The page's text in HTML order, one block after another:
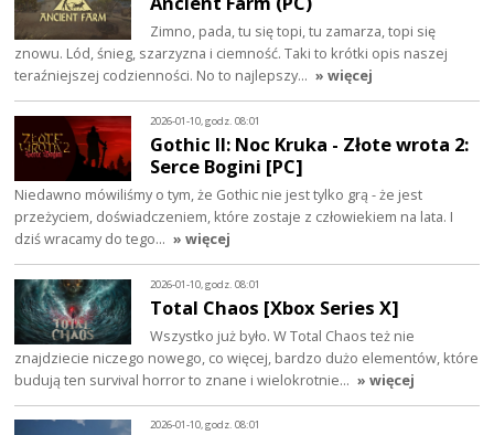
Zimno, pada, tu się topi, tu zamarza, topi się
znowu. Lód, śnieg, szarzyzna i ciemność. Taki to krótki opis naszej
teraźniejszej codzienności. No to najlepszy… » więcej
2026-01-10, godz. 08:01
Gothic II: Noc Kruka - Złote wrota 2:
Serce Bogini [PC]
Niedawno mówiliśmy o tym, że Gothic nie jest tylko grą - że jest
przeżyciem, doświadczeniem, które zostaje z człowiekiem na lata. I
dziś wracamy do tego… » więcej
2026-01-10, godz. 08:01
Total Chaos [Xbox Series X]
Wszystko już było. W Total Chaos też nie
znajdziecie niczego nowego, co więcej, bardzo dużo elementów, które
budują ten survival horror to znane i wielokrotnie… » więcej
2026-01-10, godz. 08:01